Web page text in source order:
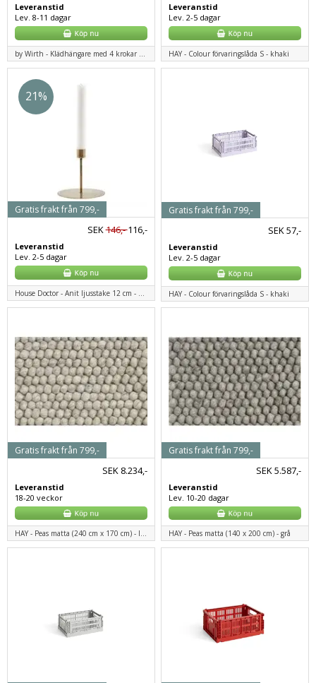
Leveranstid
Lev. 8-11 dagar
by Wirth - Klädhängare med 4 krokar - ek
Leveranstid
Lev. 2-5 dagar
HAY - Colour förvaringslåda S - khaki
21%
SEK146,-116,-
Leveranstid
Lev. 2-5 dagar
Gratis frakt från 799,-
SEK57,-
Leveranstid
Lev. 2-5 dagar
Gratis frakt från 799,-
HAY - Colour förvaringslåda S - khaki
SEK 8.234,-
Leveranstid
18-20 veckor
Gratis frakt från 799,-
HAY - Peas matta (240 cm x 170 cm) - ljusgrå
SEK5.587,-
Leveranstid
Lev. 10-20 dagar
Gratis frakt från 799,-
HAY - Peas matta (140 x 200 cm) - grå